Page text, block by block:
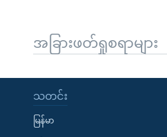
အခြားဖတ်ရှုစရာများ
သတင်း
မြန်မာ